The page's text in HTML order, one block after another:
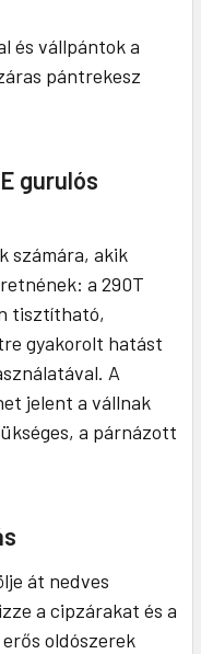
és vállpántok a
pántrekesz
gurulós
számára, akik
a 290T
tisztítható,
gyakorolt hatást
A
jelent a vállnak
a párnázott
át nedves
a cipzárakat és a
oldószerek